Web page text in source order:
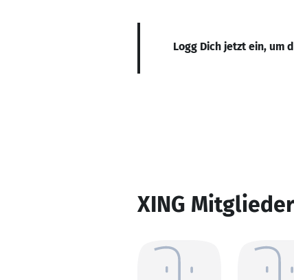
Logg Dich jetzt ein, um
XING